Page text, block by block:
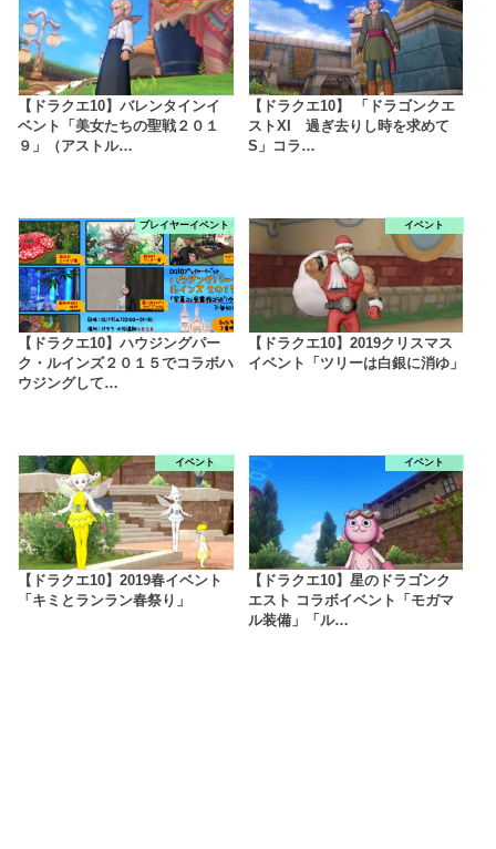
【ドラクエ10】バレンタインイ
ベント「美女たちの聖戦２０１
９」（アストル…
【ドラクエ10】 「ドラゴンクエ
ストXI 過ぎ去りし時を求めて
S」コラ…
プレイヤーイベント
【ドラクエ10】ハウジングパー
ク・ルインズ２０１５でコラボハ
ウジングして…
イベント
【ドラクエ10】2019クリスマス
イベント「ツリーは白銀に消ゆ」
イベント
【ドラクエ10】2019春イベント
「キミとランラン春祭り」
イベント
【ドラクエ10】星のドラゴンク
エスト コラボイベント「モガマ
ル装備」「ル…